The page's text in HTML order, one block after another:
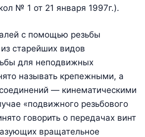
№ 1 от 21 января 1997г.).
с помощью резьбы
старейших видов
для неподвижных
называть крепежными, а
— кинематическими
«подвижного резьбового
говорить о передачах винт
вращательное